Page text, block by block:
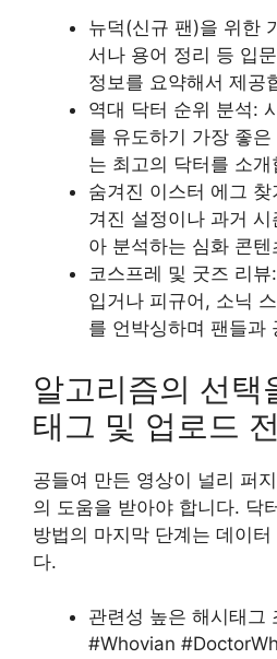
뉴덕(신규 팬)을 위한
서나 용어 정리 등 입
정보를 요약해서 제공
역대 닥터 순위 분석:
를 유도하기 가장 좋
는 최고의 닥터를 소개
숨겨진 이스터 에그
겨진 설정이나 과거
아 분석하는 심화 콘
코스프레 및 굿즈 리
입거나 피규어, 소닉
를 언박싱하며 팬들과
알고리즘의 선택
태그 및 업로드
공들여 만든 영상이 널리 퍼
의 도움을 받아야 합니다. 닥
방법의 마지막 단계는 데이
다.
관련성 높은 해시태그
#Whovian